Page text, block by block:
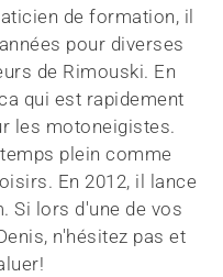
de formation, il
pour diverses
de Rimouski. En
qui est rapidement
les motoneigistes.
plein comme
En 2012, il lance
Si lors d'une de vos
n'hésitez pas et